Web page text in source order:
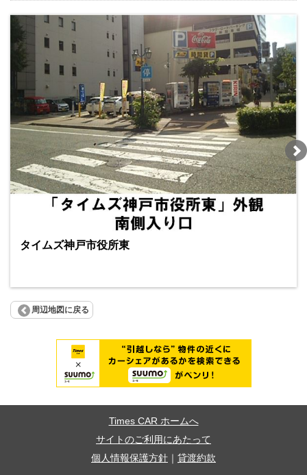
タイムズ神戸市役所東
周辺地図に戻る
Times CAR ホームへ
サイトのご利用にあたって
個人情報保護方針
貸渡約款